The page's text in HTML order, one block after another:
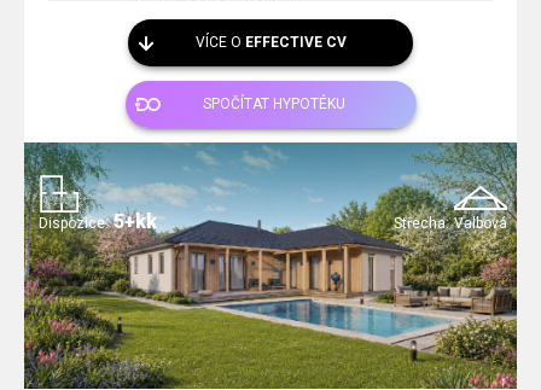
VÍCE O EFFECTIVE CV
SPOČÍTAT HYPOTÉKU
Střecha: Valbová
Dispozice: 5+kk